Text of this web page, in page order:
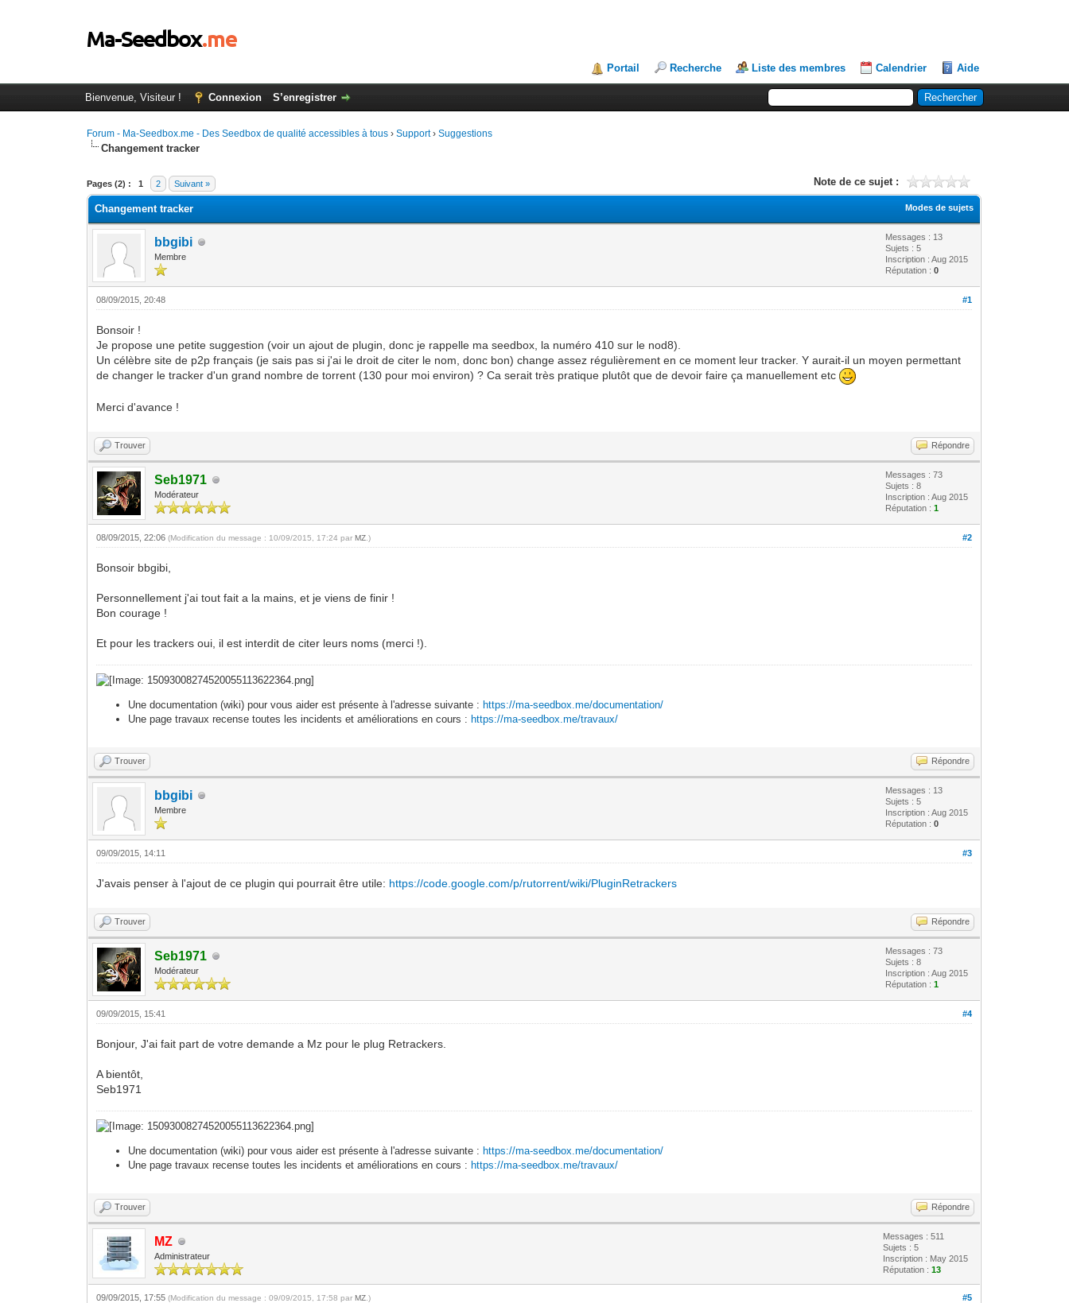
Portail Recherche Liste des membres Calendrier Aide
Bienvenue, Visiteur ! Connexion S’enregistrer
Forum - Ma-Seedbox.me - Des Seedbox de qualité accessibles à tous ›Support›Suggestions
Changement tracker
Pages (2) : 1 2 Suivant » Note de ce sujet :
Moyenne : 0 (0 vote(s))
1
2
3
4
5
Modes de sujets
Changement tracker
bbgibi
Membre
Messages : 13
Sujets : 5
Inscription : Aug 2015
Réputation :0
#1
08/09/2015, 20:48
Bonsoir !
Je propose une petite suggestion (voir un ajout de plugin, donc je rappelle ma seedbox, la numéro 410 sur le nod8).
Un célèbre site de p2p français (je sais pas si j'ai le droit de citer le nom, donc bon) change assez régulièrement en ce moment leur tracker. Y aurait-il un moyen permettant
de changer le tracker d'un grand nombre de torrent (130 pour moi environ) ? Ca serait très pratique plutôt que de devoir faire ça manuellement etc
Merci d'avance !
Trouver Répondre
Seb1971
Modérateur
Messages : 73
Sujets : 8
Inscription : Aug 2015
Réputation :1
#2
08/09/2015, 22:06(Modification du message : 10/09/2015, 17:24 parMZ .)
Bonsoir bbgibi,
Personnellement j'ai tout fait a la mains, et je viens de finir !
Bon courage !
Et pour les trackers oui, il est interdit de citer leurs noms (merci !).
Une documentation (wiki) pour vous aider est présente à l'adresse suivante : https://ma-seedbox.me/documentation/
Une page travaux recense toutes les incidents et améliorations en cours : https://ma-seedbox.me/travaux/
Trouver Répondre
bbgibi
Membre
Messages : 13
Sujets : 5
Inscription : Aug 2015
Réputation :0
#3
09/09/2015, 14:11
J'avais penser à l'ajout de ce plugin qui pourrait être utile: https://code.google.com/p/rutorrent/wiki/PluginRetrackers
Trouver Répondre
Seb1971
Modérateur
Messages : 73
Sujets : 8
Inscription : Aug 2015
Réputation :1
#4
09/09/2015, 15:41
Bonjour, J'ai fait part de votre demande a Mz pour le plug Retrackers.
A bientôt,
Seb1971
Une documentation (wiki) pour vous aider est présente à l'adresse suivante : https://ma-seedbox.me/documentation/
Une page travaux recense toutes les incidents et améliorations en cours : https://ma-seedbox.me/travaux/
Trouver Répondre
MZ
Administrateur
Messages : 511
Sujets : 5
Inscription : May 2015
Réputation :13
#5
09/09/2015, 17:55(Modification du message : 09/09/2015, 17:58 parMZ .)